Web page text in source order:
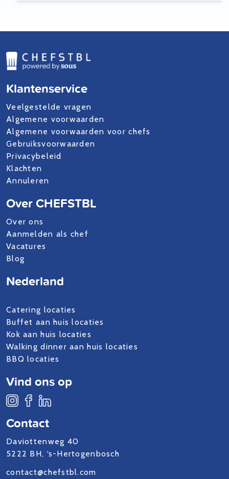
Klantenservice
Veelgestelde vragen
Algemene voorwaarden
Algemene voorwaarden voor chefs
Gebruiksvoorwaarden
Privacybeleid
Klachten
Annuleren
Over CHEFSTBL
Over ons
Aanmelden als chef
Vacatures
Blog
Contact
Daviottenweg 40
5222 BH, ‘s-Hertogenbosch
contact@chefstbl.com
Nederland
Catering locaties
Buffet aan huis locaties
Kok aan huis locaties
Walking dinner aan huis locaties
BBQ locaties
Vind ons op